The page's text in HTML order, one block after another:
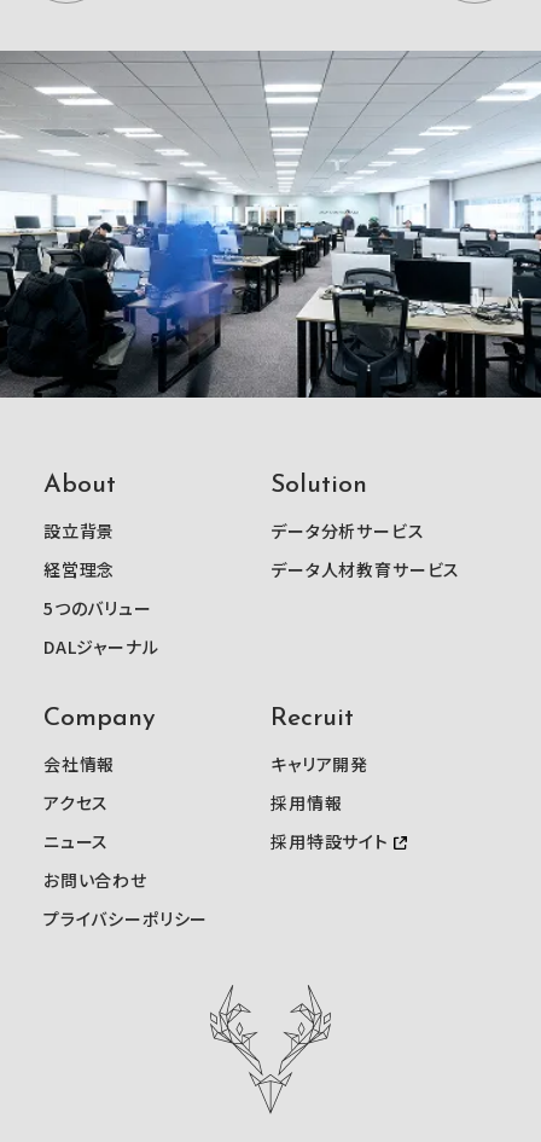
About
設立背景
経営理念
5つのバリュー
DALジャーナル
Solution
データ分析サービス
データ人材教育サービス
Company
会社情報
アクセス
ニュース
お問い合わせ
プライバシーポリシー
Recruit
キャリア開発
採用情報
採用特設サイト